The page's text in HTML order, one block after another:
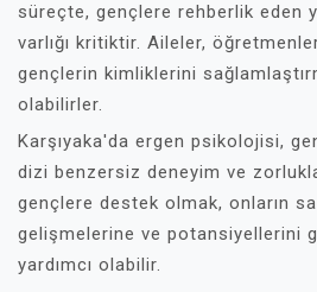
süreçte, gençlere rehberlik eden
varlığı kritiktir. Aileler,
gençlerin kimliklerini
olabilirler.
Karşıyaka'da ergen psikolojisi,
dizi benzersiz deneyim ve
gençlere destek olmak, onların
gelişmelerine ve potansiyellerini
yardımcı olabilir.